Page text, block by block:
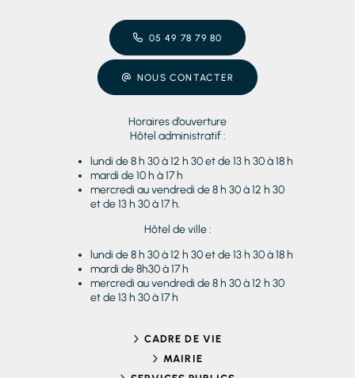
05 49 78 79 80
NOUS CONTACTER
Horaires d’ouverture
Hôtel administratif :
lundi de 8 h 30 à 12 h 30 et de 13 h 30 à 18 h
mardi de 10 h à 17 h
mercredi au vendredi de 8 h 30 à 12 h 30
et de 13 h 30 à 17 h.
Hôtel de ville :
lundi de 8 h 30 à 12 h 30 et de 13 h 30 à 18 h
mardi de 8h30 à 17 h
mercredi au vendredi de 8 h 30 à 12 h 30
et de 13 h 30 à 17 h
CADRE DE VIE
MAIRIE